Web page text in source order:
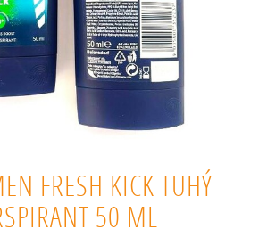
FRESH KICK TUHÝ
50 ML